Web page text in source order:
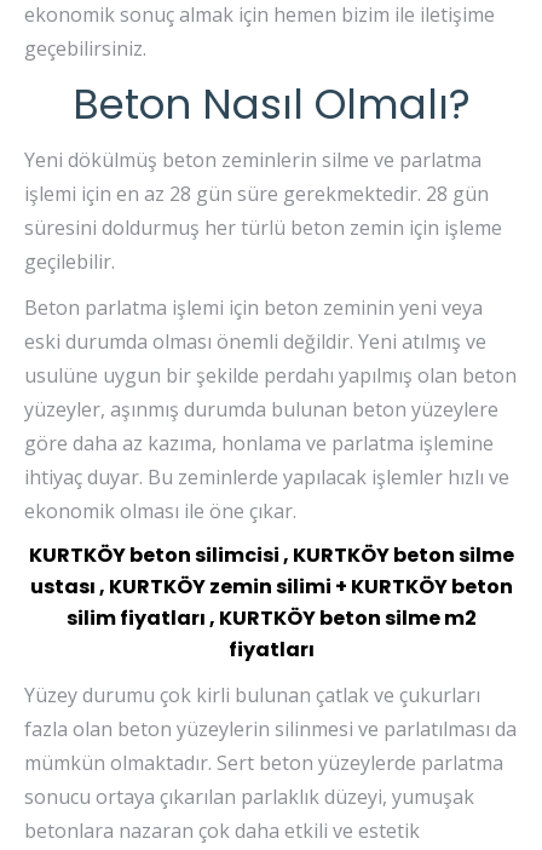
ekonomik sonuç almak için hemen bizim ile iletişime
geçebilirsiniz.
Beton Nasıl Olmalı?
Yeni dökülmüş beton zeminlerin silme ve parlatma
işlemi için en az 28 gün süre gerekmektedir. 28 gün
süresini doldurmuş her türlü beton zemin için işleme
geçilebilir.
Beton parlatma işlemi için beton zeminin yeni veya
eski durumda olması önemli değildir. Yeni atılmış ve
usulüne uygun bir şekilde perdahı yapılmış olan beton
yüzeyler, aşınmış durumda bulunan beton yüzeylere
göre daha az kazıma, honlama ve parlatma işlemine
ihtiyaç duyar. Bu zeminlerde yapılacak işlemler hızlı ve
ekonomik olması ile öne çıkar.
KURTKÖY beton silimcisi , KURTKÖY beton silme
ustası , KURTKÖY zemin silimi + KURTKÖY beton
silim fiyatları , KURTKÖY beton silme m2
fiyatları
Yüzey durumu çok kirli bulunan çatlak ve çukurları
fazla olan beton yüzeylerin silinmesi ve parlatılması da
mümkün olmaktadır. Sert beton yüzeylerde parlatma
sonucu ortaya çıkarılan parlaklık düzeyi, yumuşak
betonlara nazaran çok daha etkili ve estetik